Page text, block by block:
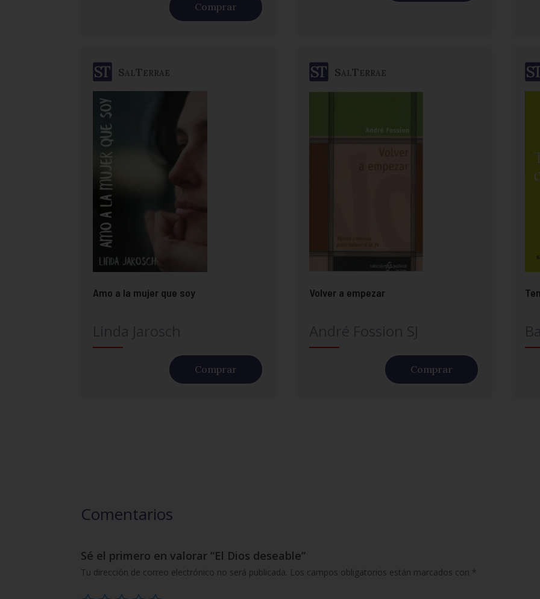
Comprar
SalTerrae
Amo a la mujer que soy
Comprar
SalTerrae
Volver a empezar
Comprar
Comentarios
Sé el primero en valorar “El Dios deseable”
Tu dirección de correo electrónico no será publicada. Los campos obligatorios están marcados con *